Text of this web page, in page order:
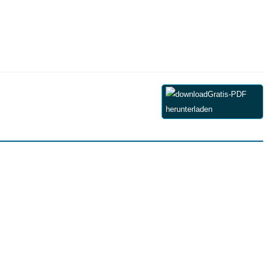
Gratis-PDF
herunterladen